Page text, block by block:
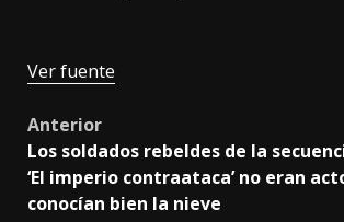
Ver fuente
Post
navigation
Anterior
Los soldados rebeldes de la
‘El imperio contraataca’ no eran
conocían bien la nieve